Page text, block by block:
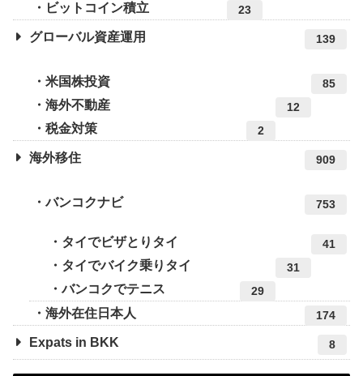
ビットコイン積立 23
グローバル資産運用 139
米国株投資 85
海外不動産 12
税金対策 2
海外移住 909
バンコクナビ 753
タイでビザとりタイ 41
タイでバイク乗りタイ 31
バンコクでテニス 29
海外在住日本人 174
Expats in BKK 8